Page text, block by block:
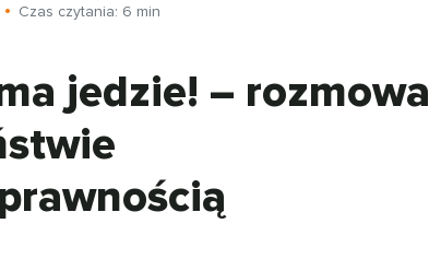
Czas czytania: 6 min
jedzie! – rozmowa